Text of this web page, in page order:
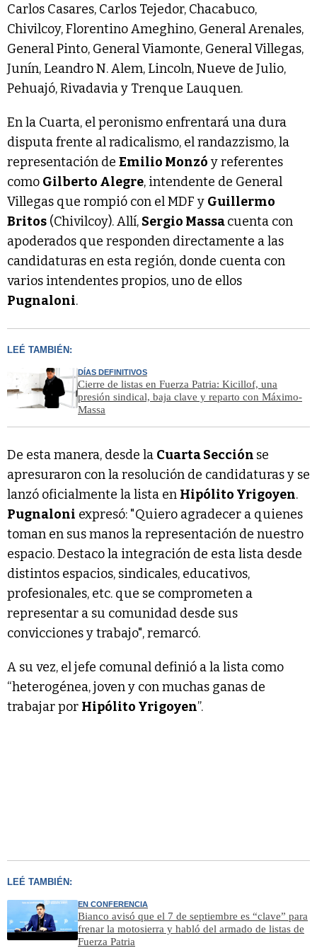
Carlos Casares, Carlos Tejedor, Chacabuco,
Chivilcoy, Florentino Ameghino, General Arenales,
General Pinto, General Viamonte, General Villegas,
Junín, Leandro N. Alem, Lincoln, Nueve de Julio,
Pehuajó, Rivadavia y Trenque Lauquen.
En la Cuarta, el peronismo enfrentará una dura
disputa frente al radicalismo, el randazzismo, la
representación de Emilio Monzó y referentes
como Gilberto Alegre, intendente de General
Villegas que rompió con el MDF y Guillermo
Britos (Chivilcoy). Allí, Sergio Massacuenta con
apoderados que responden directamente a las
candidaturas en esta región, donde cuenta con
varios intendentes propios, uno de ellos
Pugnaloni.
LEÉ TAMBIÉN:
DÍAS DEFINITIVOS
Cierre de listas en Fuerza Patria: Kicillof, una
presión sindical, baja clave y reparto con Máximo-
Massa
De esta manera, desde la Cuarta Sección se
apresuraron con la resolución de candidaturas y se
lanzó oficialmente la lista en Hipólito Yrigoyen.
Pugnaloni expresó: "Quiero agradecer a quienes
toman en sus manos la representación de nuestro
espacio. Destaco la integración de esta lista desde
distintos espacios, sindicales, educativos,
profesionales, etc. que se comprometen a
representar a su comunidad desde sus
convicciones y trabajo", remarcó.
A su vez, el jefe comunal definió a la lista como
“heterogénea, joven y con muchas ganas de
trabajar por Hipólito Yrigoyen”.
LEÉ TAMBIÉN:
EN CONFERENCIA
Bianco avisó que el 7 de septiembre es “clave” para
frenar la motosierra y habló del armado de listas de
Fuerza Patria